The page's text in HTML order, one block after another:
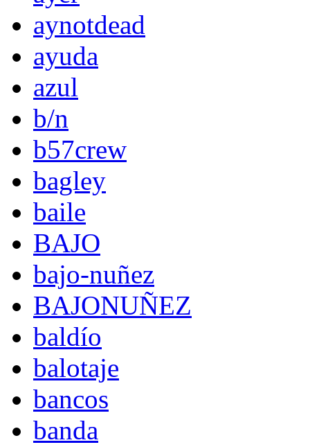
aynotdead
ayuda
azul
b/n
b57crew
bagley
baile
BAJO
bajo-nuñez
BAJONUÑEZ
baldío
balotaje
bancos
banda